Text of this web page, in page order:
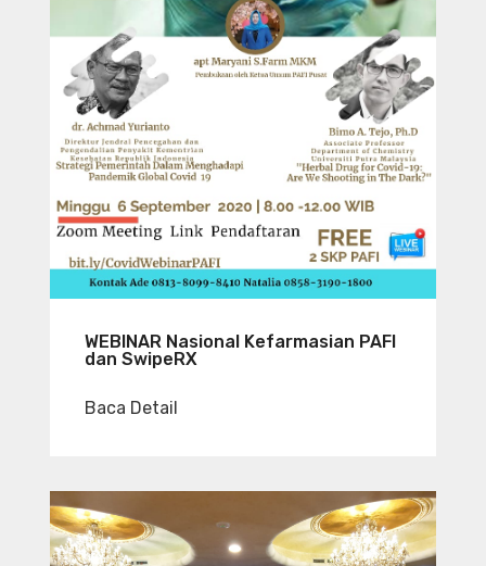
WEBINAR Nasional Kefarmasian PAFI
dan SwipeRX
Baca Detail